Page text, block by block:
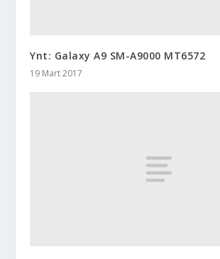
Ynt: Galaxy A9 SM-A9000 MT6572
19 Mart 2017